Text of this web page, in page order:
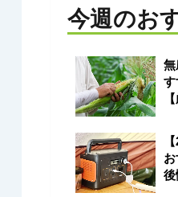
今週のお
す